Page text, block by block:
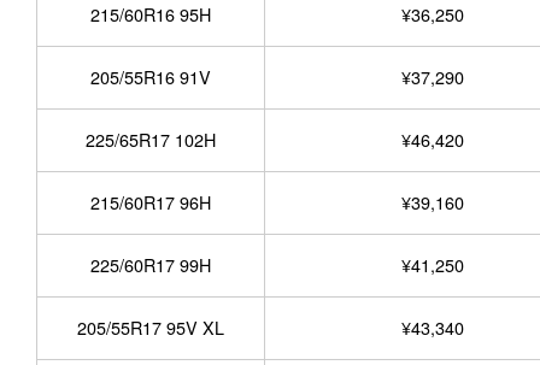
215/60R16 95H ¥36,250
205/55R16 91V ¥37,290
225/65R17 102H ¥46,420
215/60R17 96H ¥39,160
225/60R17 99H ¥41,250
205/55R17 95V XL ¥43,340